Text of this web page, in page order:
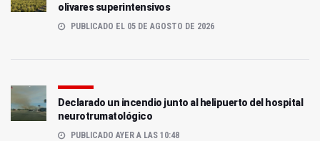
olivares superintensivos
PUBLICADO EL 05 DE AGOSTO DE 2026
Declarado un incendio junto al helipuerto del hospital
neurotrumatológico
PUBLICADO AYER A LAS 10:48